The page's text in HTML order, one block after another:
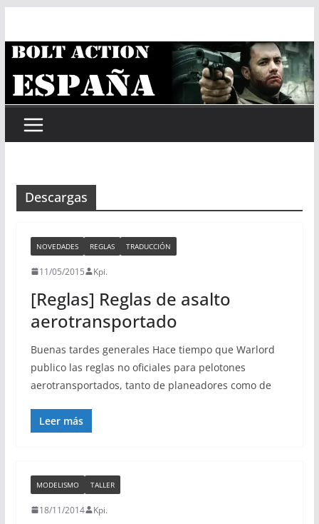
contenido
Descargas
NOVEDADES REGLAS TRADUCCIÓN
11/05/2015 Kpi.
[Reglas] Reglas de asalto
aerotransportado
Buenas tardes generales Hace tiempo que Warlord
publico las reglas no oficiales para pelotones
aerotransportados, tanto de planeadores como de
Leer más
MODELISMO TALLER
18/11/2014 Kpi.